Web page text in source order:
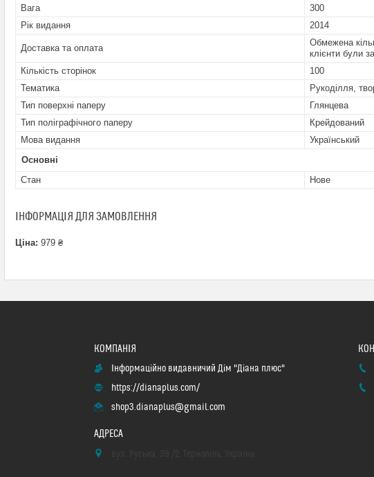
Вага
300
Рік видання
2014
Доставка та оплата
Обмежена
клієнти були
Кількість сторінок
100
Тематика
Рукоділля,
Тип поверхні паперу
Глянцева
Тип поліграфічного паперу
Крейдований
Мова видання
Український
Основні
Стан
Нове
ІНФОРМАЦІЯ ДЛЯ ЗАМОВЛЕННЯ
Ціна: 979 ₴
Інформаційно видавничий Дім "Діана плюс"
https://dianaplus.com/
shop3.dianaplus@gmail.com